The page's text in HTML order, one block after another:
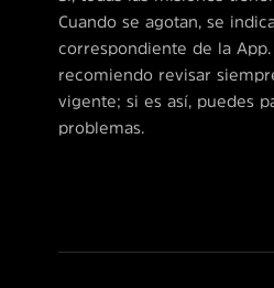
Cuando se agotan, se
correspondiente de la App.
recomiendo revisar
vigente; si es así, puedes
problemas.